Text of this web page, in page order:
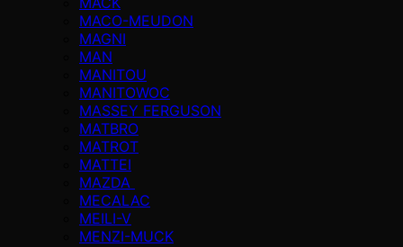
MACO-MEUDON
MAGNI
MAN
MANITOU
MANITOWOC
MASSEY FERGUSON
MATBRO
MATROT
MATTEI
MAZDA
MECALAC
MEILI-V
MENZI-MUCK